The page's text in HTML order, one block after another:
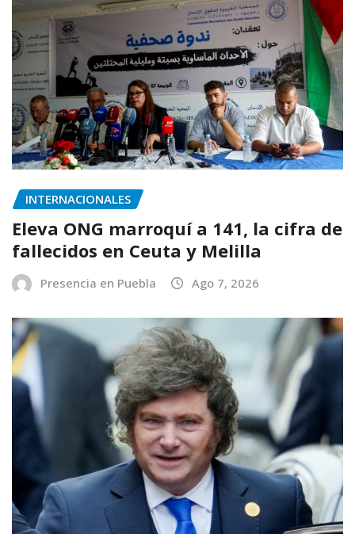
INTERNACIONALES
Eleva ONG marroquí a 141, la cifra de
fallecidos en Ceuta y Melilla
Presencia en Puebla Ago 7, 2026